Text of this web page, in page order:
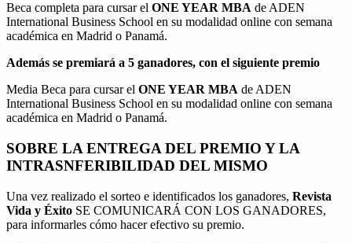
Beca completa para cursar el ONE YEAR MBA de ADEN
International Business School en su modalidad online con semana
académica en Madrid o Panamá.
Además se premiará a 5 ganadores, con el siguiente premio
Media Beca para cursar el ONE YEAR MBA de ADEN
International Business School en su modalidad online con semana
académica en Madrid o Panamá.
SOBRE LA ENTREGA DEL PREMIO Y LA
INTRASNFERIBILIDAD DEL MISMO
Una vez realizado el sorteo e identificados los ganadores, Revista
Vida y Éxito SE COMUNICARÁ CON LOS GANADORES,
para informarles cómo hacer efectivo su premio.